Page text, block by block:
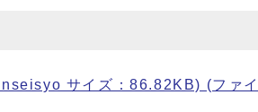
サイズ：86.82KB) (ファ